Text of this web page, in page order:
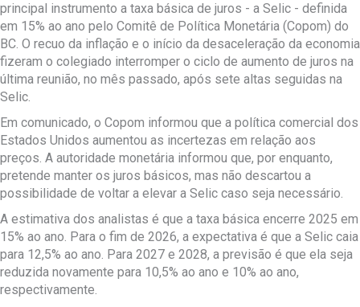
principal instrumento a taxa básica de juros - a Selic - definida
em 15% ao ano pelo Comitê de Política Monetária (Copom) do
BC. O recuo da inflação e o início da desaceleração da economia
fizeram o colegiado interromper o ciclo de aumento de juros na
última reunião, no mês passado, após sete altas seguidas na
Selic.
Em comunicado, o Copom informou que a política comercial dos
Estados Unidos aumentou as incertezas em relação aos
preços. A autoridade monetária informou que, por enquanto,
pretende manter os juros básicos, mas não descartou a
possibilidade de voltar a elevar a Selic caso seja necessário.
A estimativa dos analistas é que a taxa básica encerre 2025 em
15% ao ano. Para o fim de 2026, a expectativa é que a Selic caia
para 12,5% ao ano. Para 2027 e 2028, a previsão é que ela seja
reduzida novamente para 10,5% ao ano e 10% ao ano,
respectivamente.